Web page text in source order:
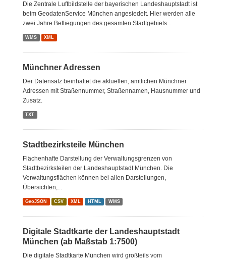
Die Zentrale Luftbildstelle der bayerischen Landeshauptstadt ist
beim GeodatenService München angesiedelt. Hier werden alle
zwei Jahre Befliegungen des gesamten Stadtgebiets...
WMS XML
Münchner Adressen
Der Datensatz beinhaltet die aktuellen, amtlichen Münchner
Adressen mit Straßennummer, Straßennamen, Hausnummer und
Zusatz.
TXT
Stadtbezirksteile München
Flächenhafte Darstellung der Verwaltungsgrenzen von
Stadtbezirksteilen der Landeshauptstadt München. Die
Verwaltungsflächen können bei allen Darstellungen,
Übersichten,...
GeoJSON CSV XML HTML WMS
Digitale Stadtkarte der Landeshauptstadt
München (ab Maßstab 1:7500)
Die digitale Stadtkarte München wird großteils vom